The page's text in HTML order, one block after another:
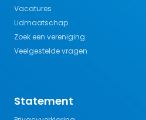
Vacatures
Lidmaatschap
Zoek een vereniging
Veelgestelde vragen
Statement